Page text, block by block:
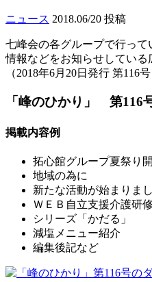
ニュース 2018.06/20 投稿
七峰会の各グループで行っ
情報などをお知らせしてい
（2018年6月20日発行 第116
「峰のひかり」 第116
掲載内容例
拓心館グループ夏祭り
地域の為に
新たな活動が始まりま
ＷＥＢ自立支援介護研
シリーズ「かだる」
減塩メニュー紹介
編集後記など